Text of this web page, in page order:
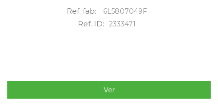
Ref. fab: 6L5807049F
Ref. ID: 2333471
Ver